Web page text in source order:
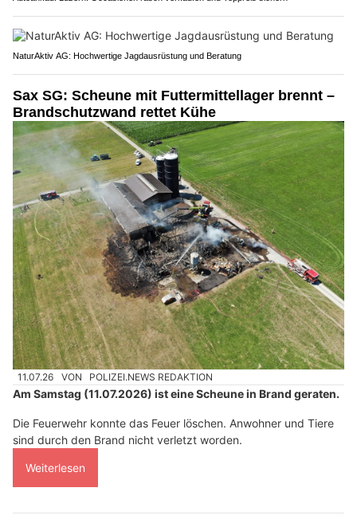
NaturAktiv AG: Hochwertige Jagdausrüstung und Beratung
Sax SG: Scheune mit Futtermittellager brennt –
Brandschutzwand rettet Kühe
11.07.26 VON POLIZEI.NEWS REDAKTION
Am Samstag (11.07.2026) ist eine Scheune in Brand geraten.
Die Feuerwehr konnte das Feuer löschen. Anwohner und Tiere
sind durch den Brand nicht verletzt worden.
Weiterlesen